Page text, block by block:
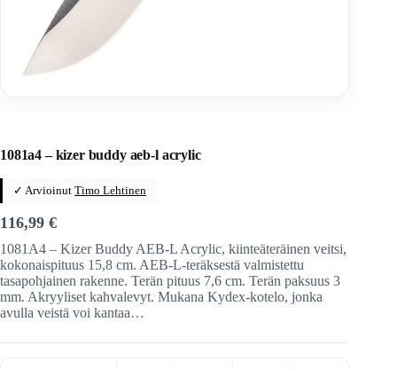
1081a4 – kizer buddy aeb-l acrylic
✓ Arvioinut Timo Lehtinen
116,99 €
1081A4 – Kizer Buddy AEB-L Acrylic, kiinteäteräinen veitsi,
kokonaispituus 15,8 cm. AEB-L-teräksestä valmistettu
tasapohjainen rakenne. Terän pituus 7,6 cm. Terän paksuus 3
mm. Akryyliset kahvalevyt. Mukana Kydex-kotelo, jonka
avulla veistä voi kantaa…